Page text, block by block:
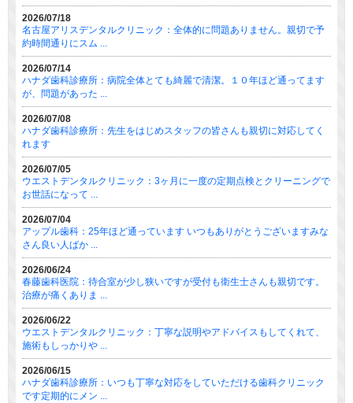
2026/07/18
名古屋アリスデンタルクリニック：全体的に問題ありません。親切で予
約時間通りにスム ...
2026/07/14
ハナダ歯科診療所：病院全体とても綺麗で清潔。１０年ほど通ってます
が、問題があった ...
2026/07/08
ハナダ歯科診療所：先生をはじめスタッフの皆さんも親切に対応してく
れます
2026/07/05
ウエストデンタルクリニック：3ヶ月に一度の定期点検とクリーニングで
お世話になって ...
2026/07/04
アップル歯科：25年ほど通っています いつもありがとうございますみな
さん良い人ばか ...
2026/06/24
春藤歯科医院：待合室が少し狭いですが受付も衛生士さんも親切です。
治療が痛くありま ...
2026/06/22
ウエストデンタルクリニック：丁寧な説明やアドバイスもしてくれて、
施術もしっかりや ...
2026/06/15
ハナダ歯科診療所：いつも丁寧な対応をしていただける歯科クリニック
です定期的にメン ...